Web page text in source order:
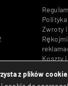
Zwroty
Koszty
z plików cookie